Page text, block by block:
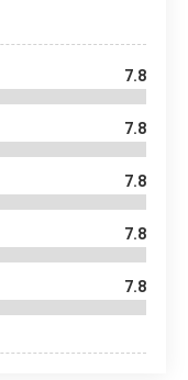
7.8
7.8
7.8
7.8
7.8